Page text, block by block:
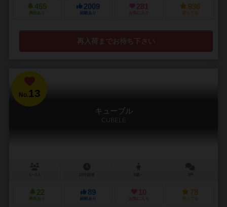
455
興味あり
2009
経験あり
281
お気に入り
936
持ってる
再入荷までお待ち下さい
No.13
キューブル
CUBELE
22
興味あり
89
経験あり
10
お気に入り
78
持ってる